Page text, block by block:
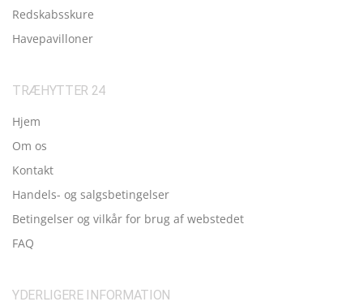
Redskabsskure
Havepavilloner
TRÆHYTTER 24
Hjem
Om os
Kontakt
Handels- og salgsbetingelser
Betingelser og vilkår for brug af webstedet
FAQ
YDERLIGERE INFORMATION